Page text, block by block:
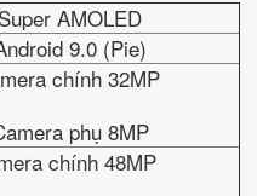
Super AMOLED
9.0 (Pie)
chính 32MP
phụ 8MP
chính 48MP